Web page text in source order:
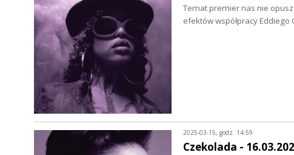
Temat premier nas nie
efektów współpracy
2025-03-15, godz. 14:59
Czekolada -